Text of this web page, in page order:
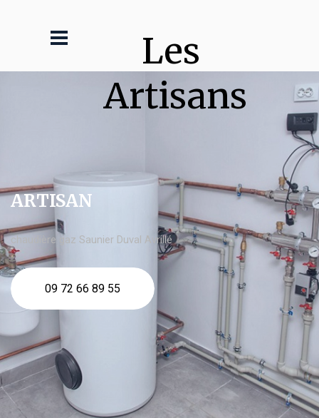
Les
Artisans
ARTISAN
chaudière gaz Saunier Duval Avrillé
09 72 66 89 55